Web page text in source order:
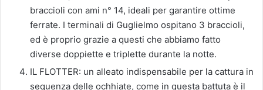
braccioli con ami n° 14, ideali per garantire ottime
ferrate. I terminali di Guglielmo ospitano 3 braccioli,
ed è proprio grazie a questi che abbiamo fatto
diverse doppiette e triplette durante la notte.
IL FLOTTER: un alleato indispensabile per la cattura in
sequenza delle ochhiate, come in questa battuta è il